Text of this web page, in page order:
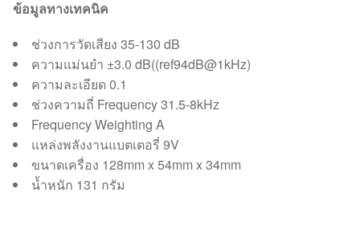
ข้อมูลทางเทคนิค
ช่วงการวัดเสียง 35-130 dB
ความแม่นยำ ±3.0 dB((ref94dB@1kHz)
ความละเอียด 0.1
ช่วงความถี่ Frequency 31.5-8kHz
Frequency Weighting A
แหล่งพลังงานแบตเตอรี่ 9V
ขนาดเครื่อง 128mm x 54mm x 34mm
น้ำหนัก 131 กรัม